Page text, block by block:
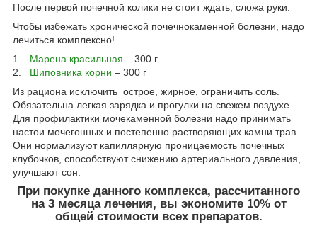
После первой почечной колики не стоит ждать, сложа руки.
Чтобы избежать хронической почечнокаменной болезни, надо
лечиться комплексно!
1. Марена красильная – 300 г
2. Шиповника корни – 300 г
Из рациона исключить острое, жирное, ограничить соль.
Обязательна легкая зарядка и прогулки на свежем воздухе.
Для профилактики мочекаменной болезни надо принимать
настои мочегонных и постепенно растворяющих камни трав.
Они нормализуют капиллярную проницаемость почечных
клубочков, способствуют снижению артериального давления,
улучшают сон.
При покупке данного комплекса, рассчитанного
на 3 месяца лечения, вы экономите 10% от
общей стоимости всех препаратов.